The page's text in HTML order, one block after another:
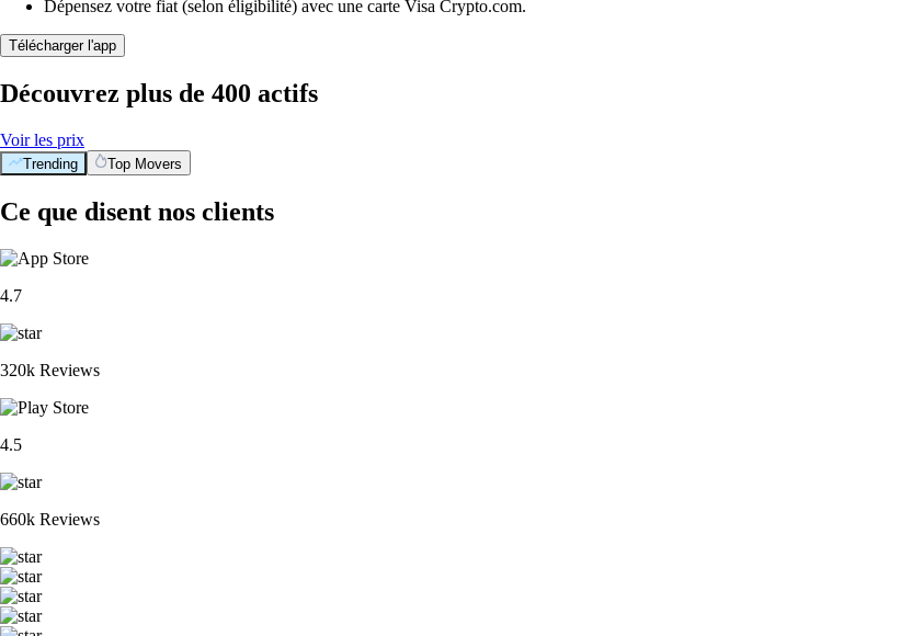
Dépensez votre fiat (selon éligibilité) avec une carte Visa Crypto.com.
Télécharger l'app
Découvrez plus de 400 actifs
Voir les prix
Trending Top Movers
Ce que disent nos clients
4.7
320k Reviews
4.5
660k Reviews